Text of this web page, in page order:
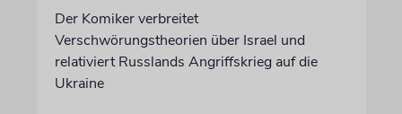
Der Komiker verbreitet
Verschwörungstheorien über Israel und
relativiert Russlands Angriffskrieg auf die
Ukraine